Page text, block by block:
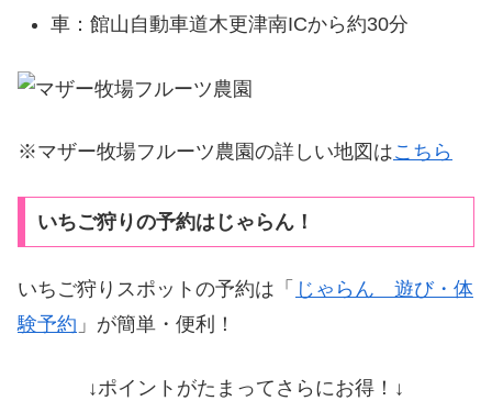
車：館山自動車道木更津南ICから約30分
※マザー牧場フルーツ農園の詳しい地図はこちら
いちご狩りの予約はじゃらん！
いちご狩りスポットの予約は「 じゃらん 遊び・体
験予約 」が簡単・便利！
↓ポイントがたまってさらにお得！↓